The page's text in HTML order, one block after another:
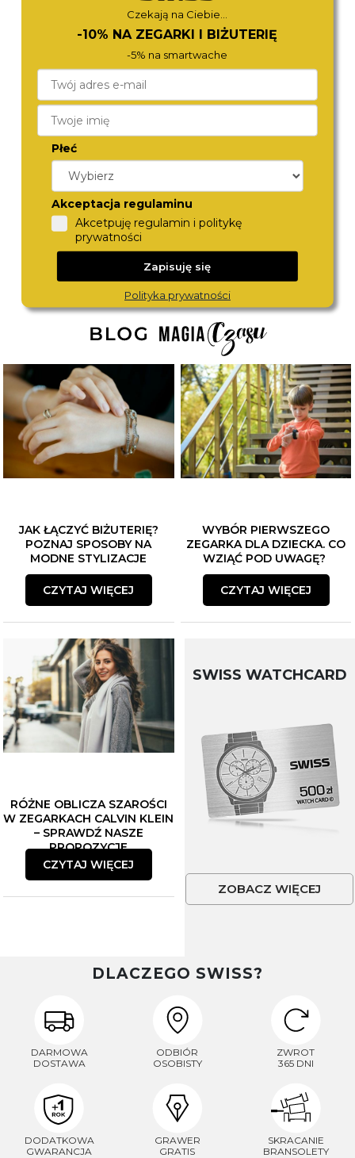
TOMMY HILFIGER
1791985
690,-
CALVIN KLEIN
25200435
JAK ŁĄCZYĆ BIŻUTERIĘ?
POZNAJ SPOSOBY NA
MODNE STYLIZACJE
CZYTAJ WIĘCEJ
WYBÓR PIERWSZEGO
ZEGARKA DLA DZIECKA. CO
WZIĄĆ POD UWAGĘ?
CZYTAJ WIĘCEJ
RÓŻNE OBLICZA SZAROŚCI
W ZEGARKACH CALVIN KLEIN
– SPRAWDŹ NASZE
PROPOZYCJE
CZYTAJ WIĘCEJ
SWISS WATCHCARD
ZOBACZ WIĘCEJ
DLACZEGO SWISS?
DARMOWA
DOSTAWA
ODBIÓR
OSOBISTY
ZWROT
365 DNI
DODATKOWA
GWARANCJA
GRAWER
GRATIS
SKRACANIE
BRANSOLETY
Czekają na Ciebie...
-10% NA ZEGARKI I BIŻUTERIĘ
-5% na smartwache
Płeć
Akceptacja regulaminu
Akcetpuję regulamin i politykę
prywatności
Zapisuję się
Polityka prywatności